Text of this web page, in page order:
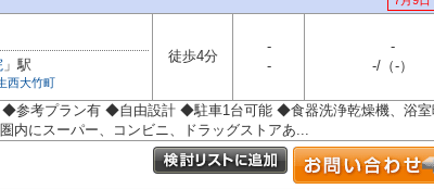
」駅
西大竹町
徒歩4分
-
-
-
-/（-）
考プラン有 ◆自由設計 ◆駐車1台可能 ◆食器洗浄乾燥機、浴室
内にスーパー、コンビニ、ドラッグストアあ...